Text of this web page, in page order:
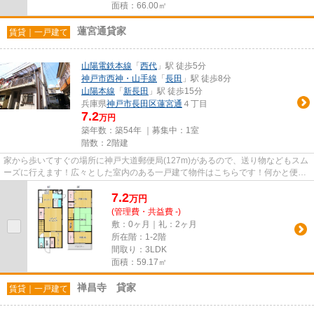
面積：66.00㎡
賃貸｜一戸建て 蓮宮通貸家
山陽電鉄本線 「 西代 」駅 徒歩5分
神戸市西神・山手線 「 長田 」駅 徒歩8分
山陽本線 「 新長田 」駅 徒歩15分
兵庫県神戸市長田区蓮宮通 ４丁目
7.2万円
築年数：築54年 ｜募集中： 1室
階数：2階建
家から歩いてすぐの場所に神戸大道郵便局(127m)があるので、送り物などもスム
ーズに行えます！広々とした室内のある一戸建て物件はこちらです！何かと便利
な2駅利用可能な物件！駐車ス...
7.2万円
(管理費・共益費 -)
敷：0ヶ月｜礼：2ヶ月
所在階：1-2階
間取り：3LDK
面積：59.17㎡
賃貸｜一戸建て 禅昌寺 貸家